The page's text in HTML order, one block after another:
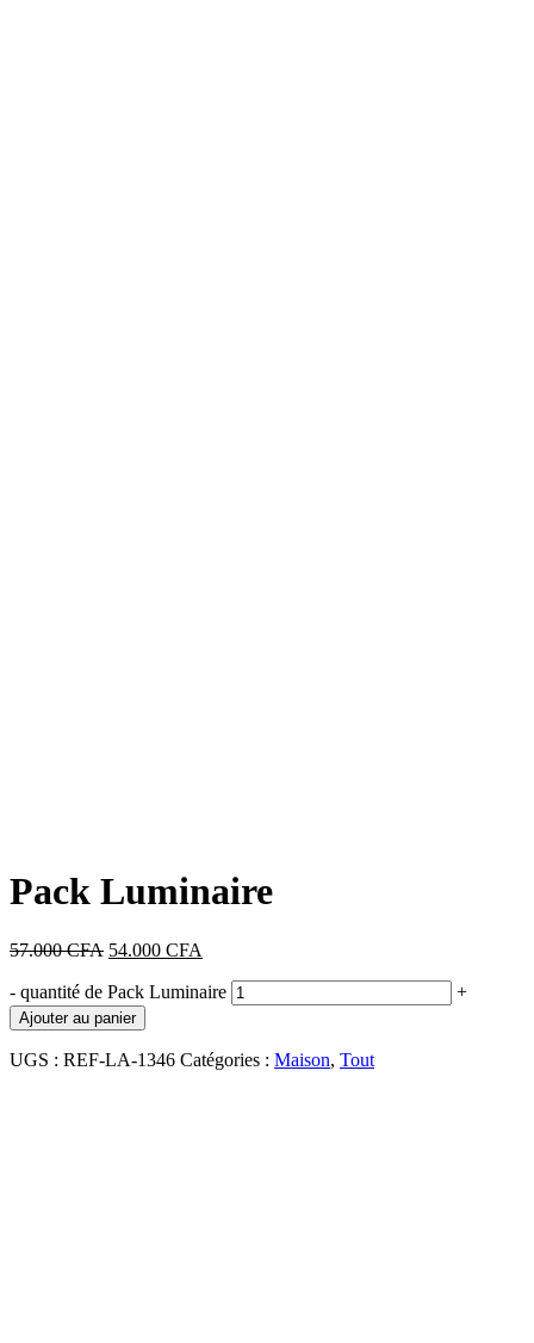
Pack Luminaire
57.000CFA 54.000 CFA
- quantité de Pack Luminaire +
Ajouter au panier
UGS : REF-LA-1346 Catégories : Maison, Tout